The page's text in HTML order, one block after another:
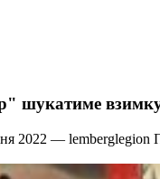
шукатиме взимку
2022 — lemberglegion